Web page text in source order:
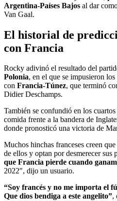
Argentina-Países Bajos al dar
Van Gaal.
El historial de
con Francia
Rocky adivinó el resultado del
Polonia, en el que se impusieron
con Francia-Túnez, que terminó
Didier Deschamps.
También se confundió en los
comida frente a la bandera de
donde pronosticó una victoria de
Muchos hinchas franceses creen
de ellos y optan por desmerecer sus
que Francia pierde cuando
2022″, dijo un usuario.
“Soy francés y no me importa el
Que dios bendiga a este angelito”,